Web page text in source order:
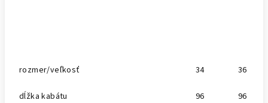
rozmer/veľkosť 34 36
dĺžka kabátu 96 96